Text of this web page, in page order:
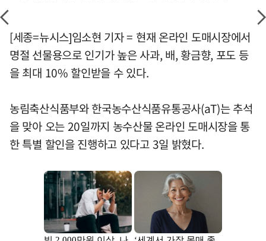
[세종=뉴시스]임소현 기자 = 현재 온라인 도매시장에서
명절 선물용으로 인기가 높은 사과, 배, 황금향, 포도 등
을 최대 10% 할인받을 수 있다.
농림축산식품부와 한국농수산식품유통공사(aT)는 추석
을 맞아 오는 20일까지 농수산물 온라인 도매시장을 통
한 특별 할인을 진행하고 있다고 3일 밝혔다.